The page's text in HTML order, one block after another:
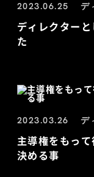
2023.06.25 デ
ディレクター
た
2023.03.26 デ
主導権をもっ
決める事